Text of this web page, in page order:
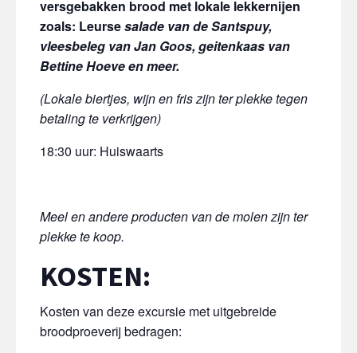
versgebakken brood met lokale lekkernijen
zoals: Leursesalade van de Santspuy,
vleesbeleg van Jan Goos, geitenkaas van
Bettine Hoeve en meer.
(Lokale biertjes, wijn en fris zijn ter plekke tegen
betaling te verkrijgen)
18:30 uur: Huiswaarts
Meel en andere producten van de molen zijn ter
plekke te koop.
KOSTEN:
Kosten van deze excursie met uitgebreide
broodproeverij bedragen: